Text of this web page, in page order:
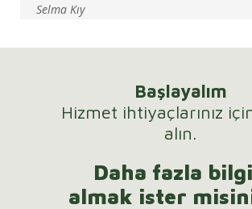
Selma Kıy
Başlayalım
Hizmet ihtiyaçlarınız
alın.
Daha fazla bilgi
almak ister